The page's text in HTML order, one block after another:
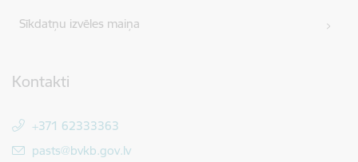
Sīkdatņu izvēles maiņa
Kontakti
+371 62333363
E-pasts:
pasts@bvkb.gov.lv